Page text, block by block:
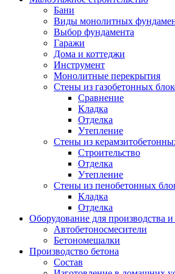
Бани
Виды монолитных
Выбор фундамента
Гаражи
Дома и коттеджи
Инструмент
Монолитные перекрытия
Стены из газобетонных
Сравнение
Кладка
Отделка
Утепление
Стены из
Строительство
Отделка
Утепление
Стены из пенобетонных
Кладка
Отделка
Оборудование для производства и
Автобетоносмесители
Бетономешалки
Производство бетона
Состав